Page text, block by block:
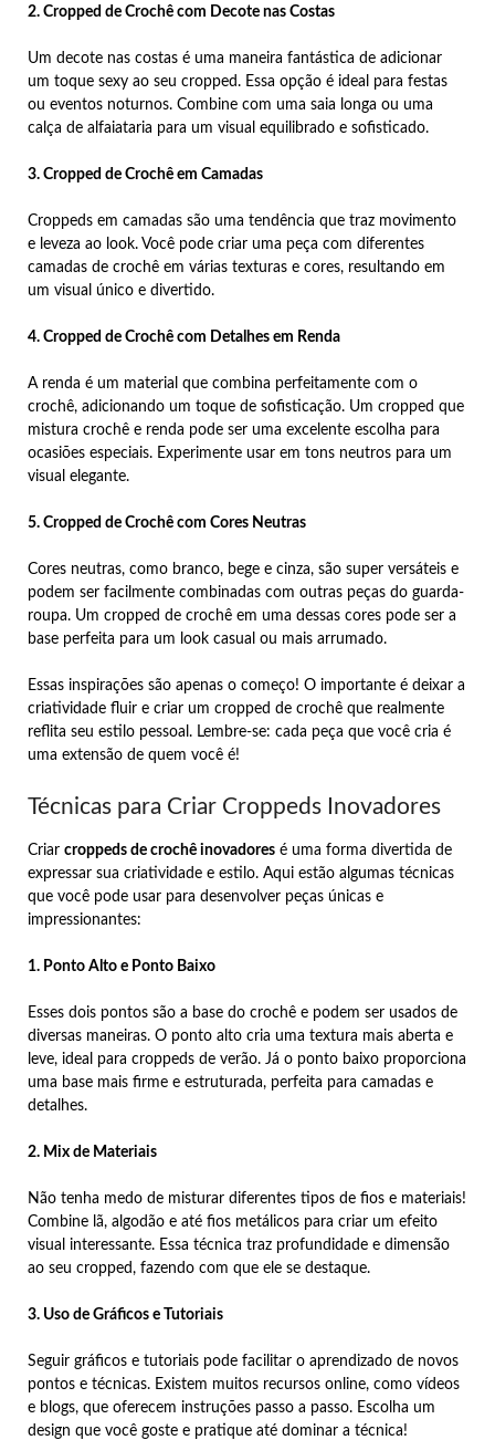
2. Cropped de Crochê com Decote nas Costas
Um decote nas costas é uma maneira fantástica de adicionar
um toque sexy ao seu cropped. Essa opção é ideal para festas
ou eventos noturnos. Combine com uma saia longa ou uma
calça de alfaiataria para um visual equilibrado e sofisticado.
3. Cropped de Crochê em Camadas
Croppeds em camadas são uma tendência que traz movimento
e leveza ao look. Você pode criar uma peça com diferentes
camadas de crochê em várias texturas e cores, resultando em
um visual único e divertido.
4. Cropped de Crochê com Detalhes em Renda
A renda é um material que combina perfeitamente com o
crochê, adicionando um toque de sofisticação. Um cropped que
mistura crochê e renda pode ser uma excelente escolha para
ocasiões especiais. Experimente usar em tons neutros para um
visual elegante.
5. Cropped de Crochê com Cores Neutras
Cores neutras, como branco, bege e cinza, são super versáteis e
podem ser facilmente combinadas com outras peças do guarda-
roupa. Um cropped de crochê em uma dessas cores pode ser a
base perfeita para um look casual ou mais arrumado.
Essas inspirações são apenas o começo! O importante é deixar a
criatividade fluir e criar um cropped de crochê que realmente
reflita seu estilo pessoal. Lembre-se: cada peça que você cria é
uma extensão de quem você é!
Técnicas para Criar Croppeds Inovadores
Criar croppeds de crochê inovadores é uma forma divertida de
expressar sua criatividade e estilo. Aqui estão algumas técnicas
que você pode usar para desenvolver peças únicas e
impressionantes:
1. Ponto Alto e Ponto Baixo
Esses dois pontos são a base do crochê e podem ser usados de
diversas maneiras. O ponto alto cria uma textura mais aberta e
leve, ideal para croppeds de verão. Já o ponto baixo proporciona
uma base mais firme e estruturada, perfeita para camadas e
detalhes.
2. Mix de Materiais
Não tenha medo de misturar diferentes tipos de fios e materiais!
Combine lã, algodão e até fios metálicos para criar um efeito
visual interessante. Essa técnica traz profundidade e dimensão
ao seu cropped, fazendo com que ele se destaque.
3. Uso de Gráficos e Tutoriais
Seguir gráficos e tutoriais pode facilitar o aprendizado de novos
pontos e técnicas. Existem muitos recursos online, como vídeos
e blogs, que oferecem instruções passo a passo. Escolha um
design que você goste e pratique até dominar a técnica!